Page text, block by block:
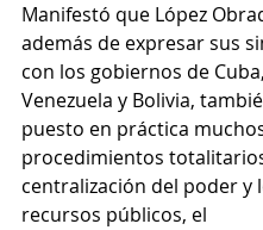
Manifestó que López
además de expresar sus
con los gobiernos de Cuba,
Venezuela y Bolivia,
puesto en práctica
procedimientos
centralización del poder y
recursos públicos, el